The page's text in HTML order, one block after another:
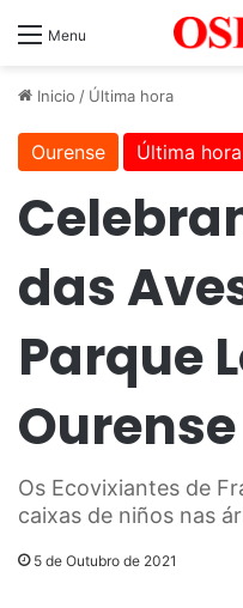
Menu
Inicio / Última hora
Ourense Última hora
das
Parque
Ourense
Os Ecovixiantes de
caixas de niños nas
5 de Outubro de 2021